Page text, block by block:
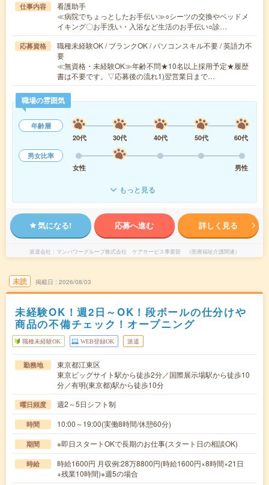
仕事内容
看護助手
≪病院でちょっとしたお手伝い≫○シーツの交換やベッドメ
イキング〇お手洗い・入浴など生活のお手伝い○診…
応募資格
職種未経験OK / ブランクOK / パソコンスキル不要 / 英語力不
要
≪無資格・未経験OK≫年齢不問★10名以上採用予定★履歴
書は不要です。▽応募後の流れ1)翌営業日まで…
職場の雰囲気
年齢層
20代
30代 40代 50代
60代
男女比率
女性
男性
もっと見る
気になる! 応募へ進む 詳しく見る
派遣会社 マンパワーグループ株式会社 ケアサービス事業部 （医療福祉介護関連）
未読 掲載日 2026/08/03
未経験OK！週2日～OK！段ボールの仕分けや
商品の不備チェック！オープニング
職種未経験OK WEB登録OK 派遣
勤務地
東京都江東区
東京ビッグサイト駅から徒歩2分／国際展示場駅から徒歩10
分／有明(東京都)駅から徒歩10分
曜日頻度 週2～5日シフト制
時間 10:00～19:00(実働8時間/休憩60分)
期間 ※即日スタートOKで長期のお仕事(スタート日の相談OK)
時給
時給1600円 月収例:28万8800円(時給1600円×8時間×21日
+残業10時間)※週5の場合